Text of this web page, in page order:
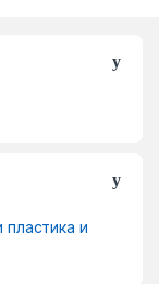
и